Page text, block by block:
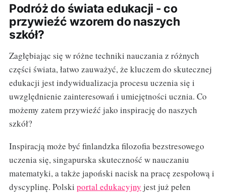
Podróż do świata edukacji - co
przywieźć wzorem do naszych
szkół?
Zagłębiając się w różne techniki nauczania z różnych
części świata, łatwo zauważyć, że kluczem do skutecznej
edukacji jest indywidualizacja procesu uczenia się i
uwzględnienie zainteresowań i umiejętności ucznia. Co
możemy zatem przywieźć jako inspirację do naszych
szkół?
Inspiracją może być finlandzka filozofia bezstresowego
uczenia się, singapurska skuteczność w nauczaniu
matematyki, a także japoński nacisk na pracę zespołową i
dyscyplinę. Polski portal edukacyjny jest już pełen